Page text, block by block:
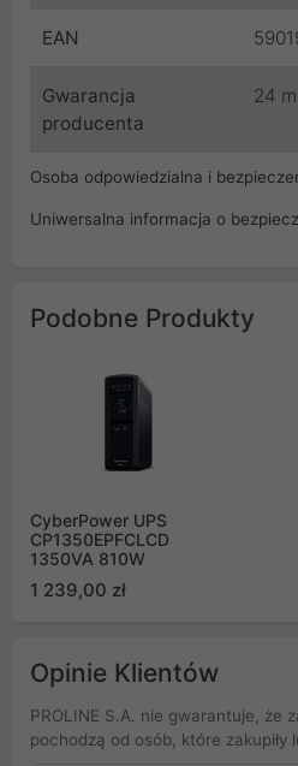
EAN
Gwarancja
producenta
24
Osoba odpowiedzialna i
Uniwersalna informacja o
Podobne Produkty
CyberPower UPS
CP1350EPFCLCD
1350VA 810W
1 239,00 zł
Opinie Klientów
PROLINE S.A. nie gwarantuje, że
pochodzą od osób, które zakupiły